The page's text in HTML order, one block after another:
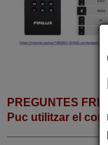
PREGUNTES
Puc utilitzar el